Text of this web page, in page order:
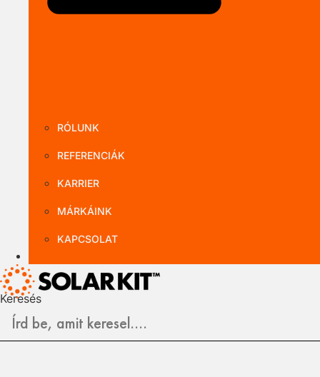
RÓLUNK
REFERENCIÁK
KARRIER
MÁRKÁINK
KAPCSOLAT
Keresés